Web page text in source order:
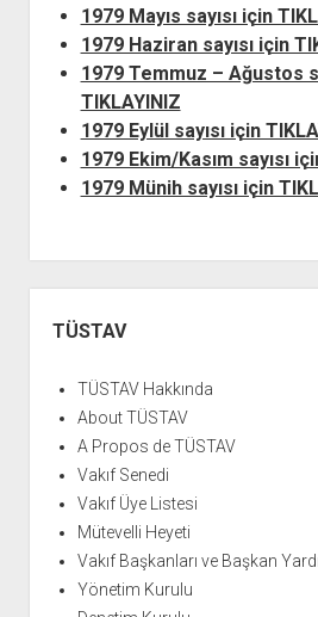
1940’LI YILLAR
YURTDIŞI
YURTDIŞI
ATTF
FİDEF
TDF
1979 Mayıs sayısı için
1979 Haziran sayısı için
1979 Temmuz – Ağustos
TIKLAYINIZ
1979 Eylül sayısı için
1979 Ekim/Kasım sayısı
1979 Münih sayısı için
Menü
TÜSTAV
TÜSTAV Hakkında
About TÜSTAV
A Propos de TÜSTAV
Vakıf Senedi
Vakıf Üye Listesi
Mütevelli Heyeti
Vakıf Başkanları ve Başkan
Yönetim Kurulu